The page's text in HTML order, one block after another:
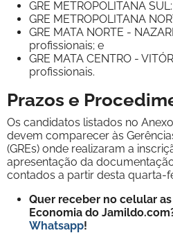
GRE METROPOLITANA
GRE METROPOLITANA
GRE MATA NORTE -
profissionais; e
GRE MATA CENTRO -
profissionais.
Prazos e
Os candidatos listados no
devem comparecer às
(GREs) onde realizaram a
apresentação da
contados a partir desta quarta-
Quer receber no celular
Economia do
Whatsapp!